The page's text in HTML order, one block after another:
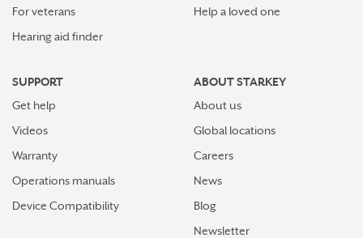
For veterans
Hearing aid finder
Help a loved one
SUPPORT
Get help
Videos
Warranty
Operations manuals
Device Compatibility
ABOUT STARKEY
About us
Global locations
Careers
News
Blog
Newsletter